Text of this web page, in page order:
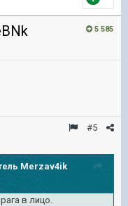
5 585
#5
Merzav4ik
в лицо.